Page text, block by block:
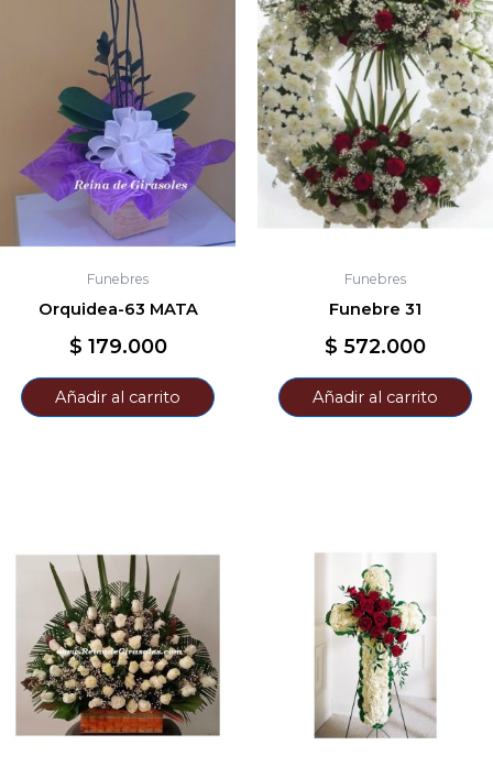
Funebres
Orquidea-63 MATA
$ 179.000
Añadir al carrito
Funebres
Funebre 31
$ 572.000
Añadir al carrito